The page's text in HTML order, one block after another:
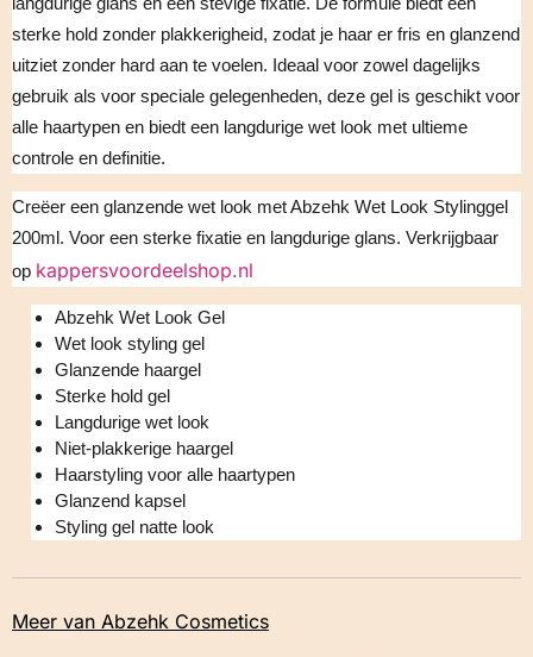
sterke hold zonder plakkerigheid, zodat je haar er fris en glanzend
uitziet zonder hard aan te voelen. Ideaal voor zowel dagelijks
gebruik als voor speciale gelegenheden, deze gel is geschikt voor
alle haartypen en biedt een langdurige wet look met ultieme
controle en definitie.
Creëer een glanzende wet look met Abzehk Wet Look Stylinggel
200ml. Voor een sterke fixatie en langdurige glans. Verkrijgbaar
op kappersvoordeelshop.nl
Abzehk Wet Look Gel
Wet look styling gel
Glanzende haargel
Sterke hold gel
Langdurige wet look
Niet-plakkerige haargel
Haarstyling voor alle haartypen
Glanzend kapsel
Styling gel natte look
Meer van Abzehk Cosmetics